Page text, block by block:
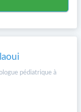
pédiatrique à